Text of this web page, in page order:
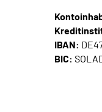
IBAN:
BIC: